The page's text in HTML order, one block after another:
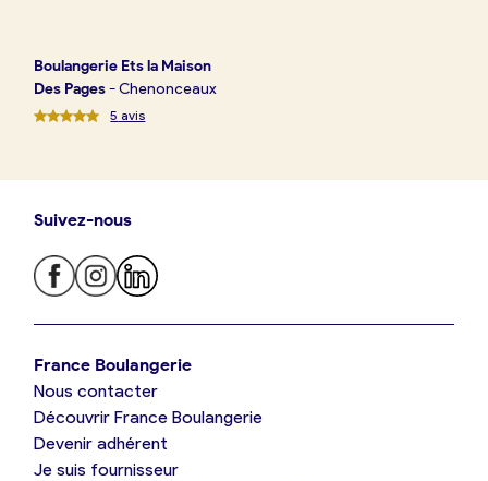
Je trouve ma boulangerie
Je suis boulanger
Je découvre France Boulangerie
Boulangerie Ets la Maison
Des Pages-Chenonceaux
5 avis
Suivez-nous
France Boulangerie
Nous contacter
Découvrir France Boulangerie
Devenir adhérent
Je suis fournisseur